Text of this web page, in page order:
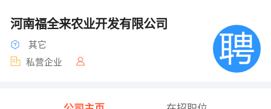
河南福全来农业开发有限公司
其它
私营企业